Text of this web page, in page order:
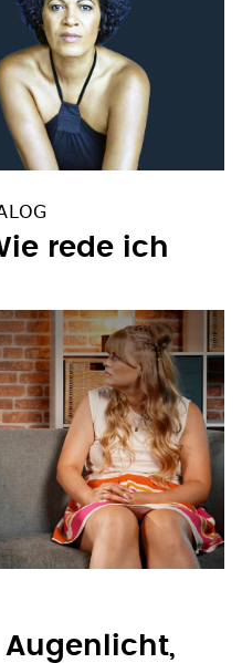
rede ich
Augenlicht,